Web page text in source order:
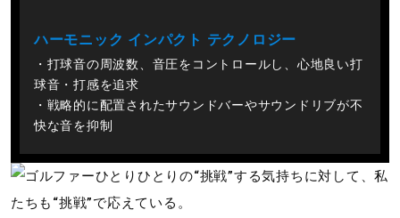
ハーモニック インパクト テクノロジー
・打球音の周波数、音圧をコントロールし、心地良い打
球音・打感を追求
・戦略的に配置されたサウンドバーやサウンドリブが不
快な音を抑制